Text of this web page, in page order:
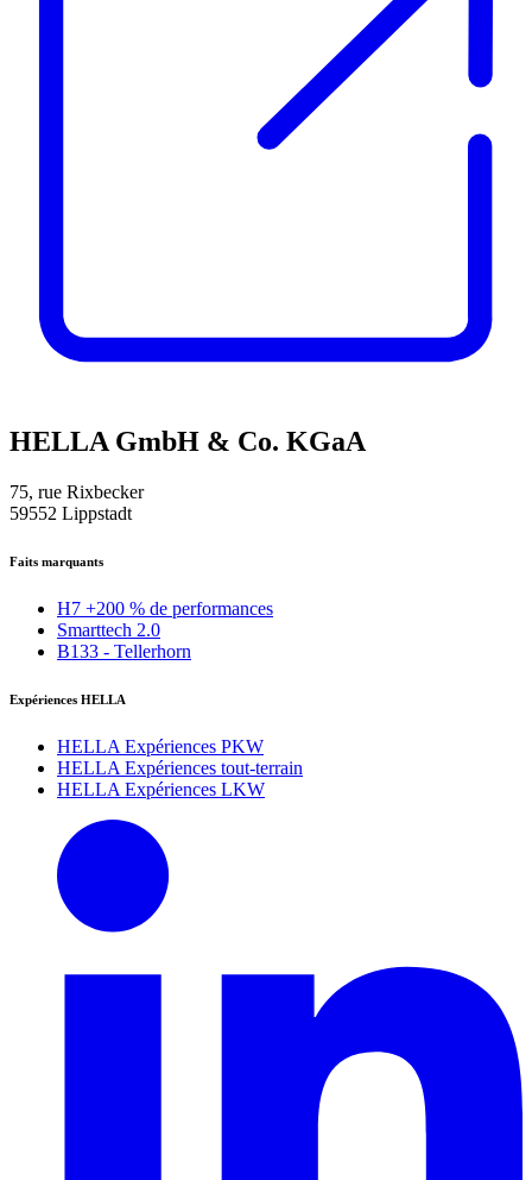
HELLA GmbH & Co. KGaA
75, rue Rixbecker
59552 Lippstadt
Faits marquants
H7 +200 % de performances
Smarttech 2.0
B133 - Tellerhorn
Expériences HELLA
HELLA Expériences PKW
HELLA Expériences tout-terrain
HELLA Expériences LKW